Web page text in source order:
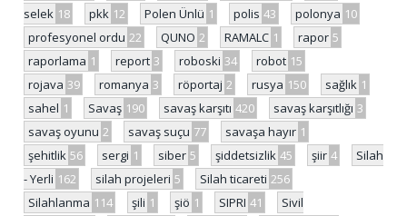
selek 18 pkk 12 Polen Ünlü 1 polis 43 polonya 10
profesyonel ordu 22 QUNO 2 RAMALC 1 rapor 5
raporlama 1 report 3 roboski 34 robot 15
rojava 39 romanya 3 röportaj 2 rusya 150 sağlık 1
sahel 1 Savaş 190 savaş karşıtı 420 savaş karşıtlığı 3
savaş oyunu 2 savaş suçu 77 savaşa hayır 1
şehitlik 56 sergi 1 siber 5 şiddetsizlik 45 şiir 4
Silah
- Yerli 162 silah projeleri 5 Silah ticareti 256
Silahlanma 114 şili 1 şiö 1 SIPRI 41
Sivil